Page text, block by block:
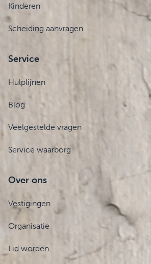
Kinderen
Scheiding aanvragen
Service
Hulplijnen
Blog
Veelgestelde vragen
Service waarborg
Over ons
Vestigingen
Organisatie
Lid worden